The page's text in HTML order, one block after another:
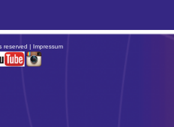
reserved | Impressum